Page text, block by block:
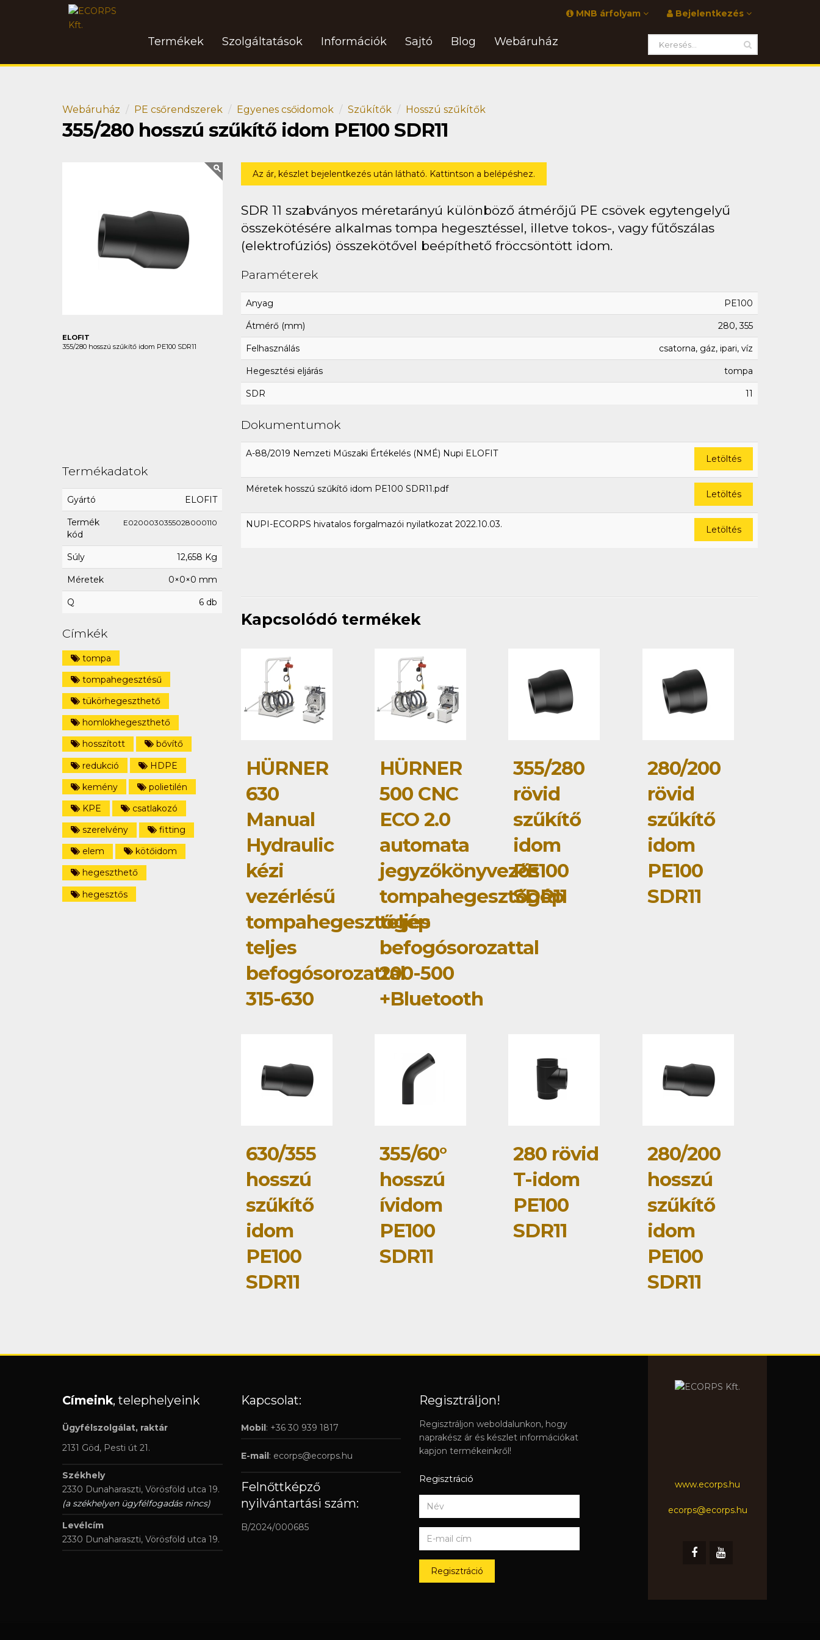
Bejelentkezés
MNB árfolyam
Termékek Szolgáltatások Információk Sajtó Blog Webáruház
Webáruház PE csőrendszerek Egyenes csőidomok Szűkítők Hosszú szűkítők
355/280 hosszú szűkítő idom PE100 SDR11
ELOFIT
355/280 hosszú szűkítő idom PE100 SDR11
Az ár, készlet bejelentkezés után látható. Kattintson a belépéshez.
SDR 11 szabványos méretarányú különböző átmérőjű PE csövek egytengelyű
összekötésére alkalmas tompa hegesztéssel, illetve tokos-, vagy fűtőszálas
(elektrofúziós) összekötővel beépíthető fröccsöntött idom.
Paraméterek
Anyag PE100
Átmérő (mm) 280, 355
Felhasználás csatorna, gáz, ipari, víz
Hegesztési eljárás tompa
SDR 11
Dokumentumok
A-88/2019 Nemzeti Műszaki Értékelés (NMÉ) Nupi ELOFIT Letöltés
Méretek hosszú szűkítő idom PE100 SDR11.pdf Letöltés
NUPI-ECORPS hivatalos forgalmazói nyilatkozat 2022.10.03. Letöltés
Termékadatok
Gyártó ELOFIT
Termék
kód
E0200030355028000110
Súly 12,658 Kg
Méretek 0×0×0 mm
Q 6 db
Címkék
tompa
tompahegesztésű
tükörhegeszthető
homlokhegeszthető
hosszított
bővítő
redukció
HDPE
kemény
polietilén
KPE
csatlakozó
szerelvény
fitting
elem
kötőidom
hegeszthető
hegesztős
Kapcsolódó termékek
HÜRNER
630
Manual
Hydraulic
kézi
vezérlésű
tompahegesztőgép
teljes
befogósorozattal
315-630
HÜRNER
500 CNC
ECO 2.0
automata
jegyzőkönyvezős
tompahegesztőgép
teljes
befogósorozattal
200-500
+Bluetooth
355/280
rövid
szűkítő
idom
PE100
SDR11
280/200
rövid
szűkítő
idom
PE100
SDR11
630/355
hosszú
szűkítő
idom
PE100
SDR11
355/60°
hosszú
ívidom
PE100
SDR11
280 rövid
T-idom
PE100
SDR11
280/200
hosszú
szűkítő
idom
PE100
SDR11
Címeink, telephelyeink
Ügyfélszolgálat, raktár
2131 Göd, Pesti út 21.
Székhely
2330 Dunaharaszti, Vörösföld utca 19.
(a székhelyen ügyfélfogadás nincs)
Levélcím
2330 Dunaharaszti, Vörösföld utca 19.
Kapcsolat:
Mobil: +36 30 939 1817
E-mail: ecorps@ecorps.hu
Felnőttképző
nyilvántartási szám:
B/2024/000685
Regisztráljon!
Regisztráljon weboldalunkon, hogy
naprakész ár és készlet információkat
kapjon termékeinkről!
Regisztráció
Regisztráció
www.ecorps.hu
ecorps@ecorps.hu